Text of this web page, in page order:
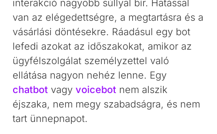
interakció nagyobb súllyal bír. Hatással
van az elégedettségre, a megtartásra és a
vásárlási döntésekre. Ráadásul egy bot
lefedi azokat az időszakokat, amikor az
ügyfélszolgálat személyzettel való
ellátása nagyon nehéz lenne. Egy
chatbot vagyvoicebot nem alszik
éjszaka, nem megy szabadságra, és nem
tart ünnepnapot.